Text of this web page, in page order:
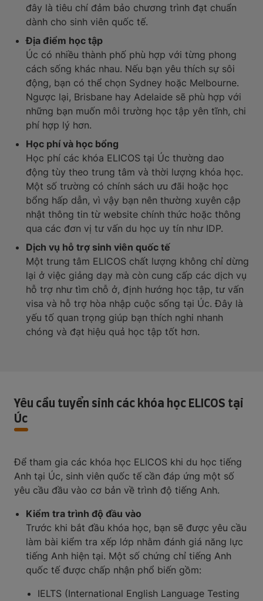
đây là tiêu chí đảm bảo chương trình đạt chuẩn
dành cho sinh viên quốc tế.
Địa điểm học tập
Úc có nhiều thành phố phù hợp với từng phong
cách sống khác nhau. Nếu bạn yêu thích sự sôi
động, bạn có thể chọn Sydney hoặc Melbourne.
Ngược lại, Brisbane hay Adelaide sẽ phù hợp với
những bạn muốn môi trường học tập yên tĩnh, chi
phí hợp lý hơn.
Học phí và học bổng
Học phí các khóa ELICOS tại Úc thường dao
động tùy theo trung tâm và thời lượng khóa học.
Một số trường có chính sách ưu đãi hoặc học
bổng hấp dẫn, vì vậy bạn nên thường xuyên cập
nhật thông tin từ website chính thức hoặc thông
qua các đơn vị tư vấn du học uy tín như IDP.
Dịch vụ hỗ trợ sinh viên quốc tế
Một trung tâm ELICOS chất lượng không chỉ dừng
lại ở việc giảng dạy mà còn cung cấp các dịch vụ
hỗ trợ như tìm chỗ ở, định hướng học tập, tư vấn
visa và hỗ trợ hòa nhập cuộc sống tại Úc. Đây là
yếu tố quan trọng giúp bạn thích nghi nhanh
chóng và đạt hiệu quả học tập tốt hơn.
Yêu cầu tuyển sinh các khóa học ELICOS tại
Úc
Để tham gia các khóa học ELICOS khi du học tiếng
Anh tại Úc, sinh viên quốc tế cần đáp ứng một số
yêu cầu đầu vào cơ bản về trình độ tiếng Anh.
Kiểm tra trình độ đầu vào
Trước khi bắt đầu khóa học, bạn sẽ được yêu cầu
làm bài kiểm tra xếp lớp nhằm đánh giá năng lực
tiếng Anh hiện tại. Một số chứng chỉ tiếng Anh
quốc tế được chấp nhận phổ biến gồm:
IELTS (International English Language Testing